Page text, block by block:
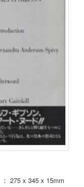
275 x 345 x 15mm